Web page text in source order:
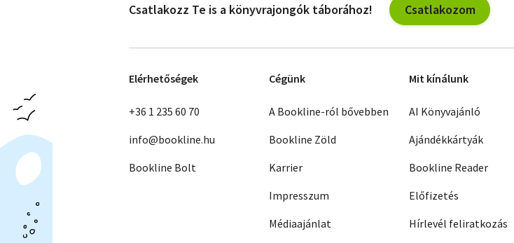
Csatlakozz Te is a könyvrajongók táborához! Csatlakozom
Elérhetőségek
+36 1 235 60 70
info@bookline.hu
Bookline Bolt
Cégünk
A Bookline-ról bővebben
Bookline Zöld
Karrier
Impresszum
Médiaajánlat
Mit kínálunk
AI Könyvajánló
Ajándékkártyák
Bookline Reader
Előfizetés
Hírlevél feliratkozás